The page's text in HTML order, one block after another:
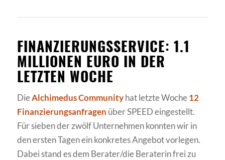
FINANZIERUNGSSERVICE: 1.1
MILLIONEN EURO IN DER
LETZTEN WOCHE
DieAlchimedus Communityhat letzte Woche12
Finanzierungsanfragen über SPEED eingestellt.
Für sieben der zwölf Unternehmen konnten wir in
den ersten Tagen ein konkretes Angebot vorlegen.
Dabei stand es dem Berater/die Beraterin frei zu